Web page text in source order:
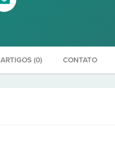
ARTIGOS (0) CONTATO